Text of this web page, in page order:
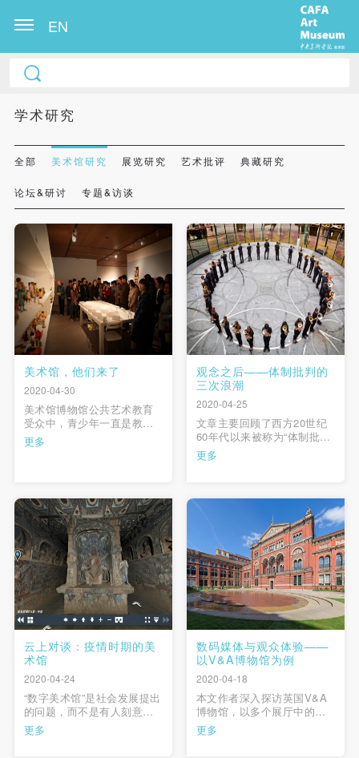
EN
学术研究
全部 美术馆研究 展览研究 艺术批评 典藏研究
论坛&研讨 专题&访谈
美术馆，他们来了
2020-04-30
美术馆博物馆公共艺术教育
受众中，青少年一直是教育
的焦点和重点，但本文从人
群数量、社会角色以及社会
个群体走进美术馆是十分重
要的，也是一个有待探讨的
新课题。 …
更多
观念之后——体制批判的
三次浪潮
2020-04-25
文章主要回顾了西方20世纪
60年代以来被称为“体制批
判”艺术实践的三次浪潮。从
麦克·阿舍等艺术家的第一波
二波艺术家的实践，以及以
安德烈·弗雷泽为代表的第三
波“体制批判”艺术家的创作与
写作，从而观 …
更多
云上对谈：疫情时期的美
术馆
2020-04-24
“数字美术馆”是社会发展提出
的问题，而不是有人刻意地
要去做。因为我们现在已经
进入到一个数字化的时代，
更多
数码媒体与观众体验——
以V&A博物馆为例
2020-04-18
本文作者深入探访英国V&A
博物馆，以多个展厅中的数
码媒体应用为具体案例，广
泛调研并采访了多位博物馆
更多